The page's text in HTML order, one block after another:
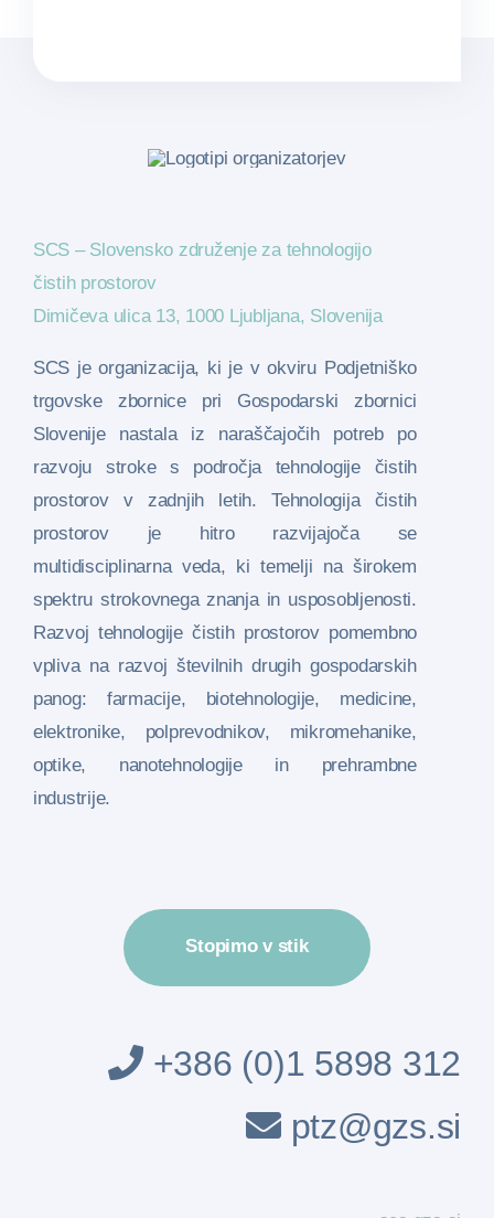
SCS – Slovensko združenje za tehnologijo
čistih prostorov
Dimičeva ulica 13, 1000 Ljubljana, Slovenija
SCS je organizacija, ki je v okviru Podjetniško
trgovske zbornice pri Gospodarski zbornici
Slovenije nastala iz naraščajočih potreb po
razvoju stroke s področja tehnologije čistih
prostorov v zadnjih letih. Tehnologija čistih
prostorov je hitro razvijajoča se
multidisciplinarna veda, ki temelji na širokem
spektru strokovnega znanja in usposobljenosti.
Razvoj tehnologije čistih prostorov pomembno
vpliva na razvoj številnih drugih gospodarskih
panog: farmacije, biotehnologije, medicine,
elektronike, polprevodnikov, mikromehanike,
optike, nanotehnologije in prehrambne
industrije.
Stopimo v stik
+386 (0)1 5898 312
ptz@gzs.si